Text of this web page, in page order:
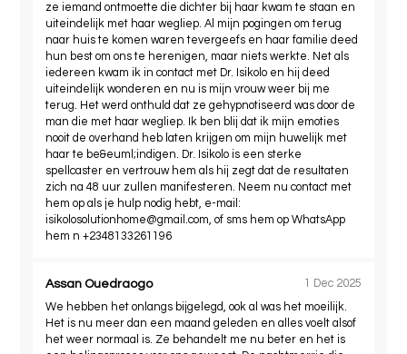
ze iemand ontmoette die dichter bij haar kwam te staan ​​en
uiteindelijk met haar wegliep. Al mijn pogingen om terug
naar huis te komen waren tevergeefs en haar familie deed
hun best om ons te herenigen, maar niets werkte. Net als
iedereen kwam ik in contact met Dr. Isikolo en hij deed
uiteindelijk wonderen en nu is mijn vrouw weer bij me
terug. Het werd onthuld dat ze gehypnotiseerd was door de
man die met haar wegliep. Ik ben blij dat ik mijn emoties
nooit de overhand heb laten krijgen om mijn huwelijk met
haar te be&euml;indigen. Dr. Isikolo is een sterke
spellcaster en vertrouw hem als hij zegt dat de resultaten
zich na 48 uur zullen manifesteren. Neem nu contact met
hem op als je hulp nodig hebt, e-mail:
isikolosolutionhome@gmail.com, of sms hem op WhatsApp
hem n +2348133261196
Assan Ouedraogo
1 Dec 2025
We hebben het onlangs bijgelegd, ook al was het moeilijk.
Het is nu meer dan een maand geleden en alles voelt alsof
het weer normaal is. Ze behandelt me ​​nu beter en het is